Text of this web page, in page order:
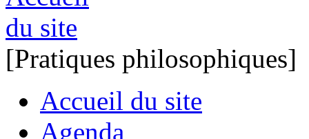
[Pratiques philosophiques]
Accueil du site
Agenda